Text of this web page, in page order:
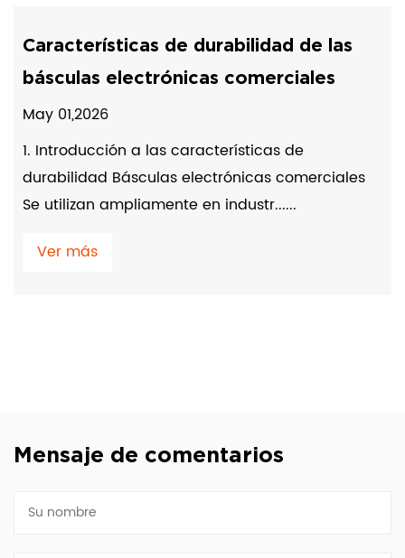
Características de durabilidad de las
básculas electrónicas comerciales
May 01,2026
1. Introducción a las características de
durabilidad Básculas electrónicas comerciales
Se utilizan ampliamente en industr......
Ver más
Mensaje de comentarios